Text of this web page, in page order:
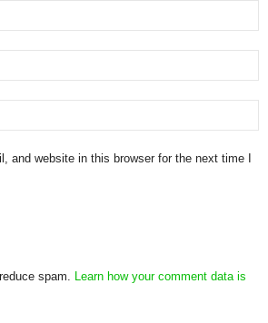
and website in this browser for the next time I
spam. Learn how your comment data is